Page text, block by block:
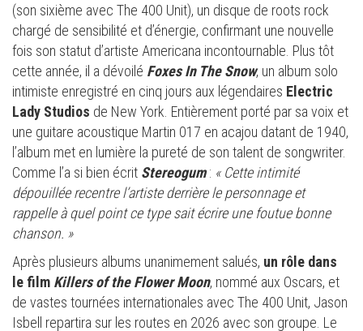
(son sixième avec The 400 Unit), un disque de roots rock
chargé de sensibilité et d’énergie, confirmant une nouvelle
fois son statut d’artiste Americana incontournable. Plus tôt
cette année, il a dévoilé Foxes In The Snow, un album solo
intimiste enregistré en cinq jours aux légendaires Electric
Lady Studios de New York. Entièrement porté par sa voix et
une guitare acoustique Martin 017 en acajou datant de 1940,
l’album met en lumière la pureté de son talent de songwriter.
Comme l’a si bien écrit Stereogum: « Cette intimité
dépouillée recentre l’artiste derrière le personnage et
rappelle à quel point ce type sait écrire une foutue bonne
chanson. »
Après plusieurs albums unanimement salués, un rôle dans
le film Killers of the Flower Moon, nommé aux Oscars, et
de vastes tournées internationales avec The 400 Unit, Jason
Isbell repartira sur les routes en 2026 avec son groupe. Le